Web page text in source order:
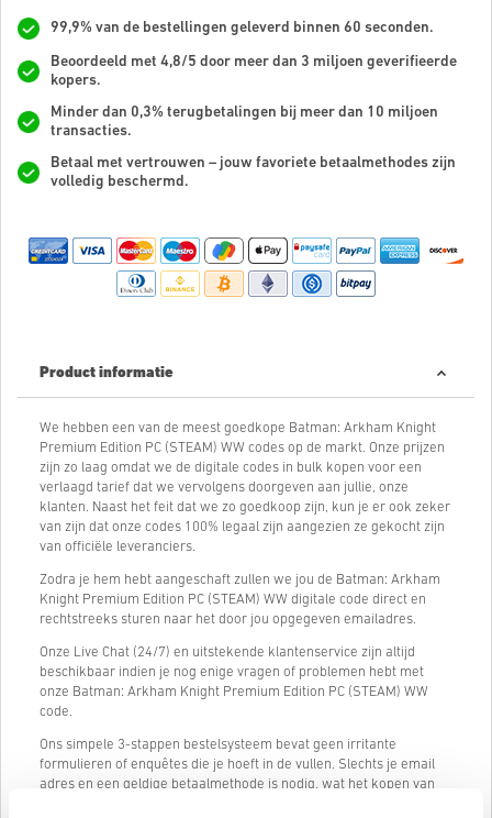
99,9% van de bestellingen geleverd binnen 60 seconden.
Beoordeeld met 4,8/5 door meer dan 3 miljoen geverifieerde
kopers.
Minder dan 0,3% terugbetalingen bij meer dan 10 miljoen
transacties.
Betaal met vertrouwen – jouw favoriete betaalmethodes zijn
volledig beschermd.
Product informatie
We hebben een van de meest goedkope Batman: Arkham Knight
Premium Edition PC (STEAM) WW codes op de markt. Onze prijzen
zijn zo laag omdat we de digitale codes in bulk kopen voor een
verlaagd tarief dat we vervolgens doorgeven aan jullie, onze
klanten. Naast het feit dat we zo goedkoop zijn, kun je er ook zeker
van zijn dat onze codes 100% legaal zijn aangezien ze gekocht zijn
van officiële leveranciers.
Zodra je hem hebt aangeschaft zullen we jou de Batman: Arkham
Knight Premium Edition PC (STEAM) WW digitale code direct en
rechtstreeks sturen naar het door jou opgegeven emailadres.
Onze Live Chat (24/7) en uitstekende klantenservice zijn altijd
beschikbaar indien je nog enige vragen of problemen hebt met
onze Batman: Arkham Knight Premium Edition PC (STEAM) WW
code.
Ons simpele 3-stappen bestelsysteem bevat geen irritante
formulieren of enquêtes die je hoeft in de vullen. Slechts je email
adres en een geldige betaalmethode is nodig, wat het kopen van